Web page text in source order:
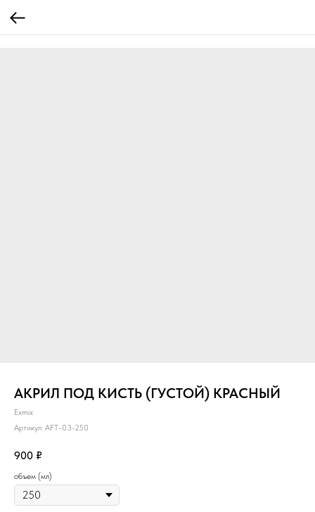
АКРИЛ ПОД КИСТЬ (ГУСТОЙ) КРАСНЫЙ
Exmix
Артикул: AFT-03-250
900 ₽
объем (мл)